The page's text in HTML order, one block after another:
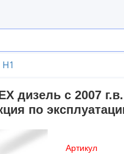
H1
дизель с 2007
по
Артикул